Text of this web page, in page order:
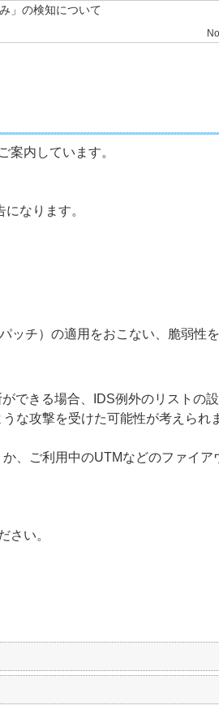
」の検知について
案内しています。
なります。
チ）の適用をおこない、脆弱性を
できる場合、IDS例外のリストの
な攻撃を受けた可能性が考えられ
、ご利用中のUTMなどのファイ
さい。